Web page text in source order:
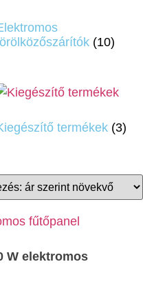
(10)
termékek (3)
W elektromos